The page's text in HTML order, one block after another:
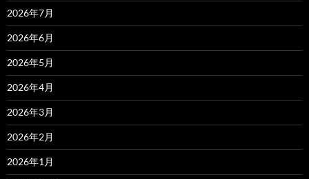
2026年7月
2026年6月
2026年5月
2026年4月
2026年3月
2026年2月
2026年1月